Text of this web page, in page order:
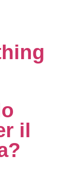
il